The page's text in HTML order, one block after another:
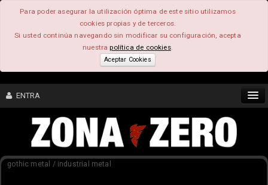
Para poder asegurar la utilización óptima de este sitio utilizamos
cookies propias y de terceros.
Si usted continúa navegando sin modificar su configuración, acepta
nuestrapolítica de cookies.
Aceptar Cookies
ENTRA
CONTENIDO
gothic metal / industrial metal